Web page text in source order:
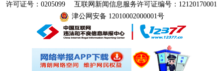
许可证号：0205099 互联网新闻信息服务许可证编号：12120170001
津公网安备 12010002000001号